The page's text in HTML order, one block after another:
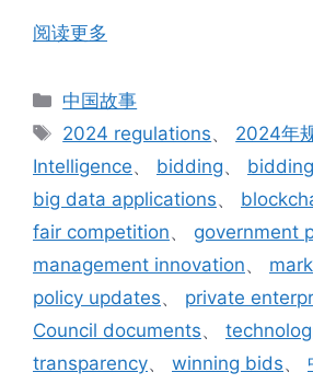
阅读更多
分
类
中国故事
标
签
2024 regulations、 2024年
Intelligence、 bidding、
big data applications、
fair competition、 government
management innovation、
policy updates、 private
Council documents、
transparency、 winning bids、